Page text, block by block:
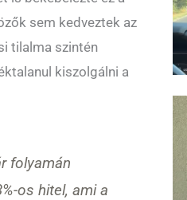
sem kedveztek az
tilalma szintén
kiszolgálni a
folyamán
os hitel, ami a